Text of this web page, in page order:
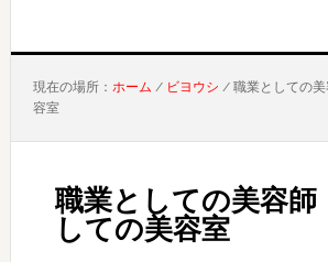
現在の場所： ホーム / ビヨウシ /職業としての
容室
職業としての美容師
しての美容室